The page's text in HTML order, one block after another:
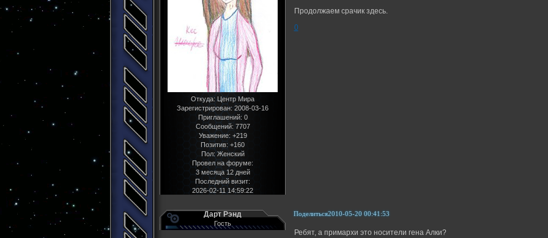
Откуда:Центр Мира
Зарегистрирован: 2008-03-16
Приглашений: 0
Сообщений: 7707
Уважение: +219
Позитив: +160
Пол:Женский
Провел на форуме:
3 месяца 12 дней
Последний визит:
2026-02-11 14:59:22
Продолжаем срачик здесь.
0
Поделиться2010-05-20 00:41:53
Дарт Рэнд
Гость
Ребят, а примархи это носители гена Алки?